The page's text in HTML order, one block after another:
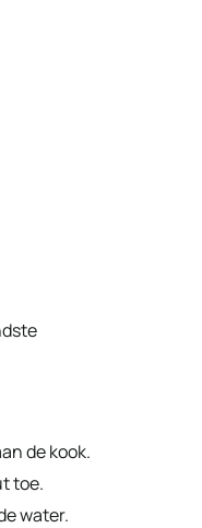
de kook.
toe.
water.